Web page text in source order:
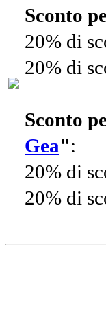
Sconto
20% di
20% di
Sconto
Gea":
20% di
20% di